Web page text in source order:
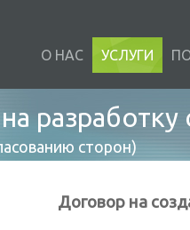
О НАС УСЛУГИ
разработку
сторон)
Договор на